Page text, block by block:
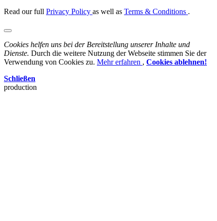
Read our full Privacy Policy as well as Terms & Conditions .
Cookies helfen uns bei der Bereitstellung unserer Inhalte und
Dienste. Durch die weitere Nutzung der Webseite stimmen Sie der
Verwendung von Cookies zu. Mehr erfahren , Cookies ablehnen!
Schließen
production